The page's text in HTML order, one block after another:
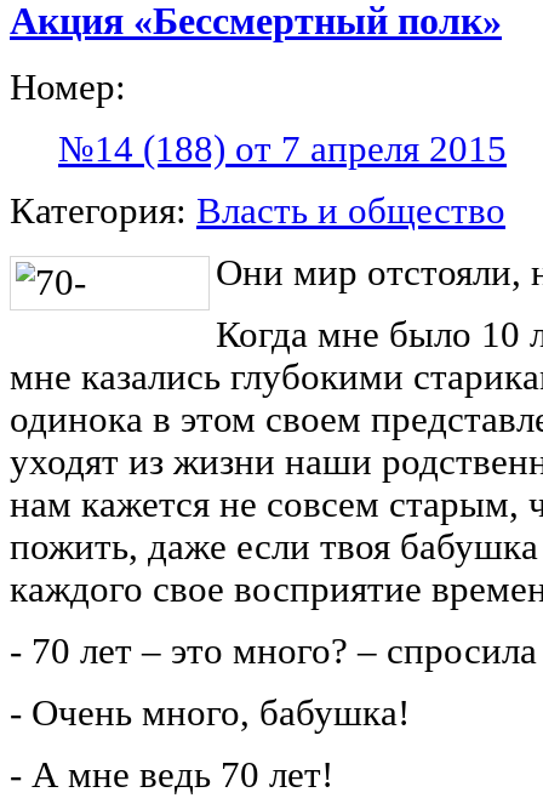
Акция «Бессмертный полк»
Номер:
№14 (188) от 7 апреля 2015
Категория: Власть и общество
Они мир отстояли,
Когда мне было 10
мне казались глубокими
одинока в этом своем
уходят из жизни наши
нам кажется не совсем
пожить, даже если твоя
каждого свое восприятие
- 70 лет – это много? –
- Очень много, бабушка!
- А мне ведь 70 лет!